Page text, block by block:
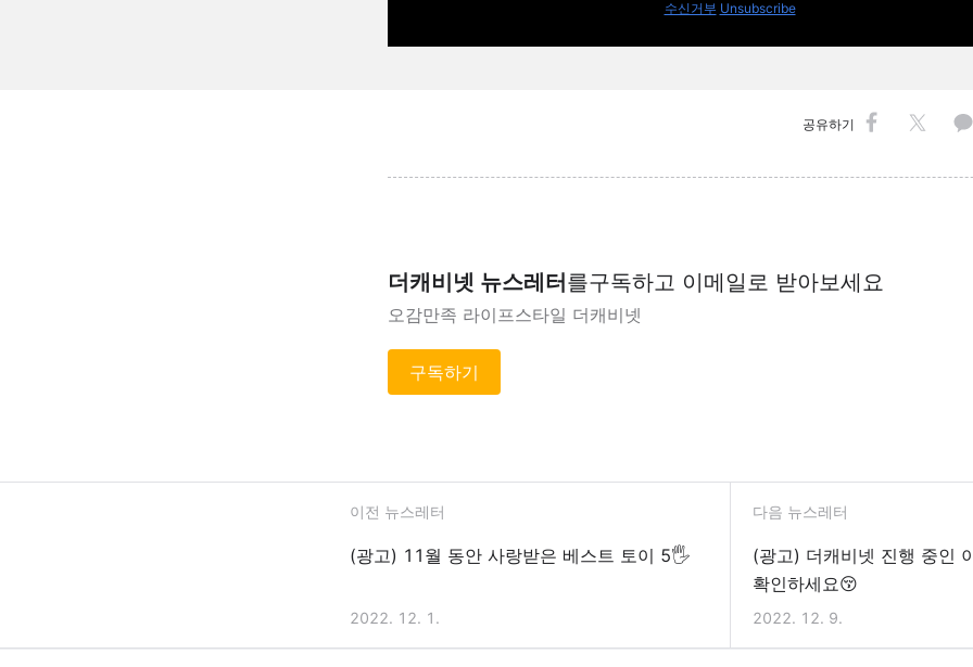
수신거부 Unsubscribe
공유하기
더캐비넷 뉴스레터를구독하고 이메일로 받아보세요
오감만족 라이프스타일 더캐비넷
구독하기
이전 뉴스레터
(광고) 11월 동안 사랑받은 베스트 토이 5🖐
2022. 12. 1.
다음 뉴스레터
(광고) 더캐비넷 진행 중인
확인하세요😚
2022. 12. 9.